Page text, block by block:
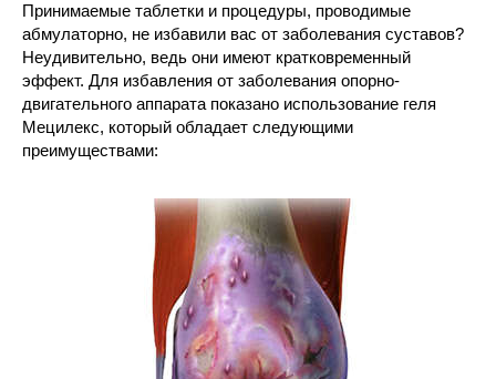
Принимаемые таблетки и процедуры, проводимые
абмулаторно, не избавили вас от заболевания суставов?
Неудивительно, ведь они имеют кратковременный
эффект. Для избавления от заболевания опорно-
двигательного аппарата показано использование геля
Мецилекс, который обладает следующими
преимуществами: